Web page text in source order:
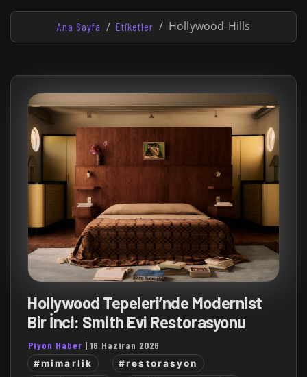
Ana Sayfa Etiketler Hollywood-Hills
Hollywood Tepeleri’nde Modernist
Bir İnci: Smith Evi Restorasyonu
Piyon Haber |16 Haziran 2026
#mimarlik
#restorasyon